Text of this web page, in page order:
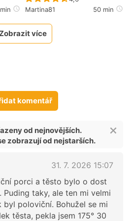
Martina81
50 min
více
komentář
od nejnovějších.
zobrazují od nejstarších.
31. 7. 2026 15:07
porci a těsto bylo o dost
Puding taky, ale ten mi velmi
byl poloviční. Bohužel se mi
těsta, pekla jsem 175° 30